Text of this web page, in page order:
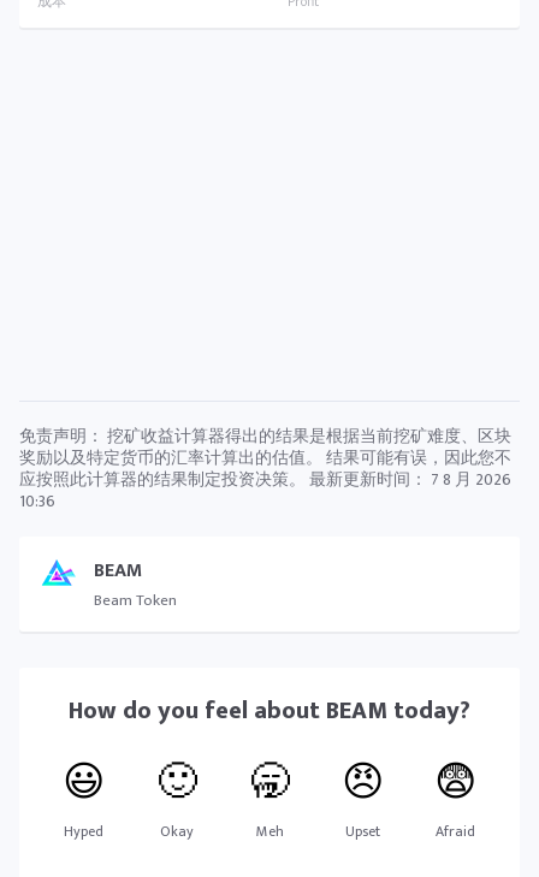
BEAM
Beam Token
How do you feel aboutBEAM today?
😃
Hyped
🙂
Okay
🥱
Meh
😠
Upset
😨
Afraid
免责声明： 挖矿收益计算器得出的结果是根据当前挖矿难度、区块
奖励以及特定货币的汇率计算出的估值。 结果可能有误，因此您不
应按照此计算器的结果制定投资决策。 最新更新时间： 7 8 月 2026
10:36